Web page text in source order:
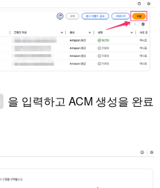
을 입력하고 ACM 생성을 완료